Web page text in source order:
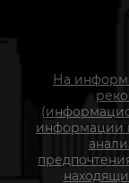
На
информации